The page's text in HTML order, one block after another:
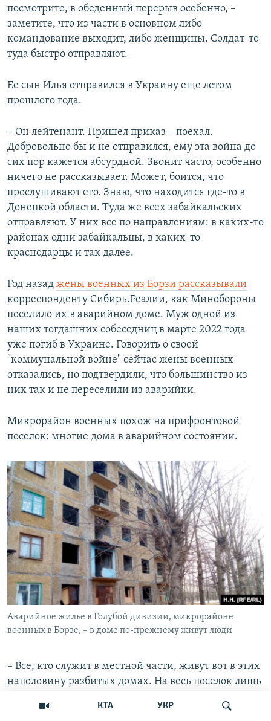
КТА УКР
посмотрите, в обеденный перерыв особенно, –
заметите, что из части в основном либо
командование выходит, либо женщины. Солдат-то
туда быстро отправляют.
Ее сын Илья отправился в Украину еще летом
прошлого года.
– Он лейтенант. Пришел приказ – поехал.
Добровольно бы и не отправился, ему эта война до
сих пор кажется абсурдной. Звонит часто, особенно
ничего не рассказывает. Может, боится, что
прослушивают его. Знаю, что находится где-то в
Донецкой области. Туда же всех забайкальских
отправляют. У них все по направлениям: в каких-то
районах одни забайкальцы, в каких-то
краснодарцы и так далее.
Год назад жены военных из Борзи рассказывали
корреспонденту Сибирь.Реалии, как Минобороны
поселило их в аварийном доме. Муж одной из
наших тогдашних собеседниц в марте 2022 года
уже погиб в Украине. Говорить о своей
"коммунальной войне" сейчас жены военных
отказались, но подтвердили, что большинство из
них так и не переселили из аварийки.
Микрорайон военных похож на прифронтовой
поселок: многие дома в аварийном состоянии.
Аварийное жилье в Голубой дивизии, микрорайоне
военных в Борзе, – в доме по-прежнему живут люди
– Все, кто служит в местной части, живут вот в этих
наполовину разбитых домах. На весь поселок лишь
ней живут только офицеры. Те, кто в звании